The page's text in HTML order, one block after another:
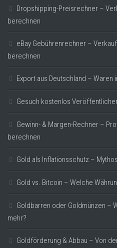
Dropshipping-Preisrechner –
berechnen
eBay Gebührenrechner –
berechnen
Export aus Deutschland – Waren
Gesuch kostenlos
Gewinn- & Margen-Rechner –
berechnen
Gold als Inflationsschutz –
Gold vs. Bitcoin – Welche
Goldbarren oder Goldmünzen –
mehr?
Goldförderung & Abbau – Von